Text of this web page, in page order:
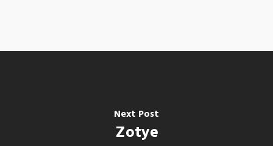
Next Post
Zotye